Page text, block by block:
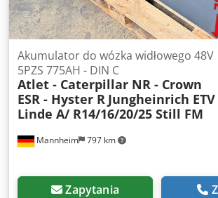
Mannheim 797 km
Akumulator do wózka widłowego 48V
5PZS 775AH - DIN C
Atlet - Caterpillar NR - Crown
ESR - Hyster R Jungheinrich ETV
Linde A/ R14/16/20/25 Still FM
Zapytania